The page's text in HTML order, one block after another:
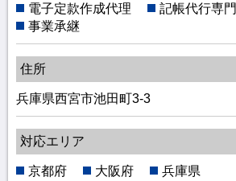
電子定款作成代理
記帳代行専門
事業承継
住所
兵庫県西宮市池田町3-3
対応エリア
京都府 大阪府 兵庫県